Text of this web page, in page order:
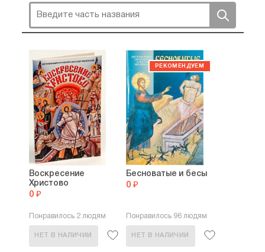
Воскресение
Христово
0 ₽
Понравилось 2 людям
НЕТ В НАЛИЧИИ
Бесноватые и бесы
0 ₽
Понравилось 96 людям
НЕТ В НАЛИЧИИ